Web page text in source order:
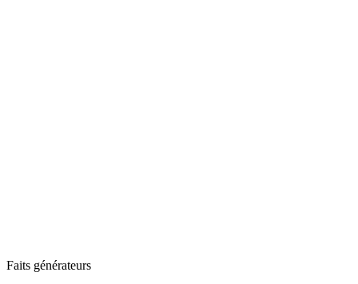
Faits générateurs